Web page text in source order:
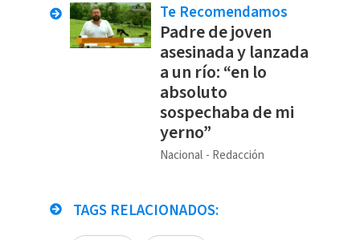
Te Recomendamos
Padre de joven
asesinada y lanzada
a un río: “en lo
absoluto
sospechaba de mi
yerno”
Nacional Redacción
TAGS RELACIONADOS: